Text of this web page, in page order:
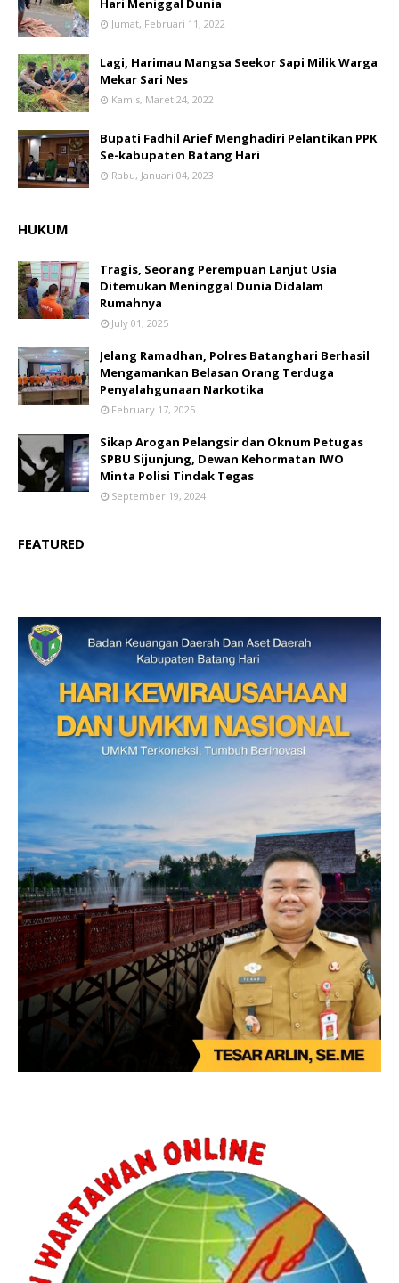
Hari Meniggal Dunia
Jumat, Februari 11, 2022
Lagi, Harimau Mangsa Seekor Sapi Milik Warga
Mekar Sari Nes
Kamis, Maret 24, 2022
Bupati Fadhil Arief Menghadiri Pelantikan PPK
Se-kabupaten Batang Hari
Rabu, Januari 04, 2023
HUKUM
Tragis, Seorang Perempuan Lanjut Usia
Ditemukan Meninggal Dunia Didalam
Rumahnya
July 01, 2025
Jelang Ramadhan, Polres Batanghari Berhasil
Mengamankan Belasan Orang Terduga
Penyalahgunaan Narkotika
February 17, 2025
Sikap Arogan Pelangsir dan Oknum Petugas
SPBU Sijunjung, Dewan Kehormatan IWO
Minta Polisi Tindak Tegas
September 19, 2024
FEATURED